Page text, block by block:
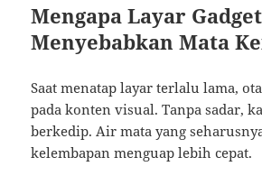
Mengapa Layar
Menyebabkan Mata
Saat menatap layar terlalu lama,
pada konten visual. Tanpa sadar,
berkedip. Air mata yang
kelembapan menguap lebih cepat.